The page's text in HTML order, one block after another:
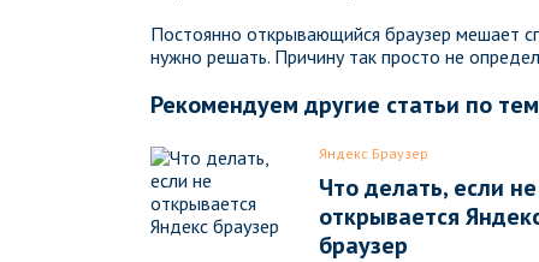
Постоянно открывающийся браузер мешает
нужно решать. Причину так просто не
Рекомендуем другие статьи по
Яндекс Браузер
Что делать, если не
открывается
браузер